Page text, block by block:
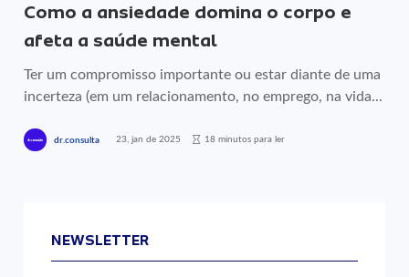
Como a ansiedade domina o corpo e
afeta a saúde mental
Ter um compromisso importante ou estar diante de uma
incerteza (em um relacionamento, no emprego, na vida...
dr.consulta 23, jan de 2025 18 minutos para ler
NEWSLETTER